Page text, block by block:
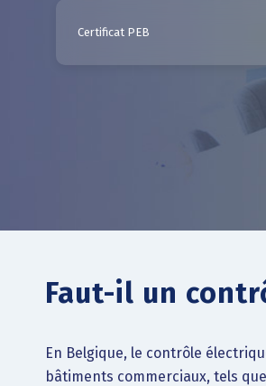
Certificat PEB
Faut-il un
En Belgique, le contrôle
bâtiments commerciaux, tels